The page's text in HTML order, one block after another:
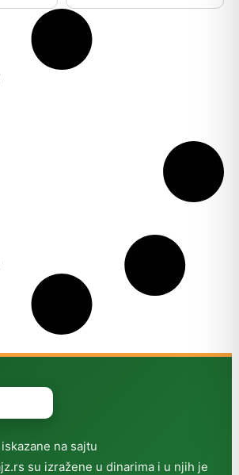
na sajtu
su izražene u dinarima i u njih je